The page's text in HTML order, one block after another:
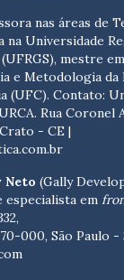
nas áreas de
na Universidade
mestre
e Metodologia
(UFC). Contato:
Rua Coronel
- CE |
Neto (Gally
especialista em
000, São Paulo -